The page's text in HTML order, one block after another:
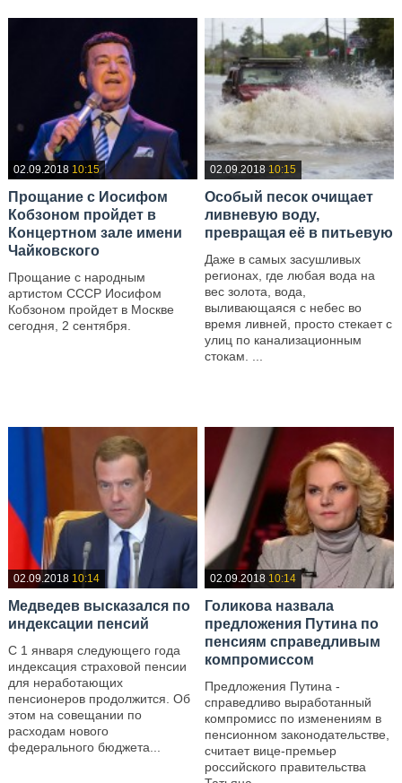
02.09.2018 10:15
Прощание с Иосифом
Кобзоном пройдет в
Концертном зале имени
Чайковского
Прощание с народным
артистом СССР Иосифом
Кобзоном пройдет в Москве
сегодня, 2 сентября.
02.09.2018 10:15
Особый песок очищает
ливневую воду,
превращая её в питьевую
Даже в самых засушливых
регионах, где любая вода на
вес золота, вода,
выливающаяся с небес во
время ливней, просто стекает с
улиц по канализационным
стокам. ...
02.09.2018 10:14
Медведев высказался по
индексации пенсий
С 1 января следующего года
индексация страховой пенсии
для неработающих
пенсионеров продолжится. Об
этом на совещании по
расходам нового
федерального бюджета...
02.09.2018 10:14
Голикова назвала
предложения Путина по
пенсиям справедливым
компромиссом
Предложения Путина -
справедливо выработанный
компромисс по изменениям в
пенсионном законодательстве,
считает вице-премьер
российского правительства